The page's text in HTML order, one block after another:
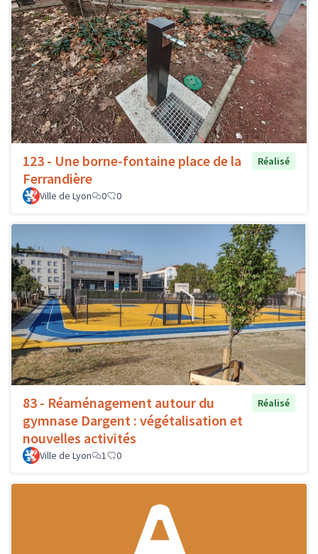
123 - Une borne-fontaine place de la
Ferrandière
Réalisé
Ville de Lyon 0 0
83 - Réaménagement autour du
gymnase Dargent : végétalisation et
nouvelles activités
Réalisé
Ville de Lyon 1 0